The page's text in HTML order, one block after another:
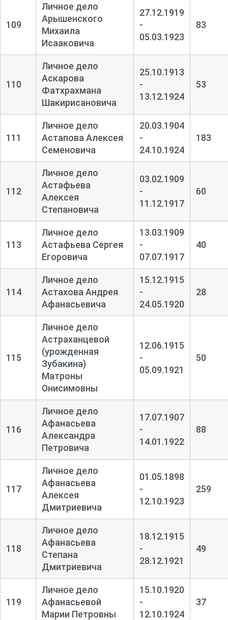
109
Личное дело
Арышенского
Михаила
Исааковича
27.12.1919
-
05.03.1923
83
110
Личное дело
Аскарова
Фатхрахмана
Шакирисановича
25.10.1913
-
13.12.1924
53
111
Личное дело
Астапова Алексея
Семеновича
20.03.1904
-
24.10.1924
183
112
Личное дело
Астафьева
Алексея
Степановича
03.02.1909
-
11.12.1917
60
113
Личное дело
Астафьева Сергея
Егоровича
13.03.1909
-
07.07.1917
40
114
Личное дело
Астахова Андрея
Афанасьевича
15.12.1915
-
24.05.1920
28
115
Личное дело
Астраханцевой
(урожденная
Зубакина)
Матроны
Онисимовны
12.06.1915
-
05.09.1921
50
116
Личное дело
Афанасьева
Александра
Петровича
17.07.1907
-
14.01.1922
88
117
Личное дело
Афанасьева
Алексея
Дмитриевича
01.05.1898
-
12.10.1923
259
118
Личное дело
Афанасьева
Степана
Дмитриевича
18.12.1915
-
28.12.1921
49
119
Личное дело
Афанасьевой
Марии Петровны
15.10.1920
-
12.10.1924
37